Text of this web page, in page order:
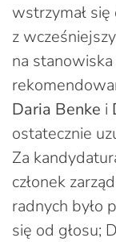
wstrzymał się
z
na
Daria Benke i
ostatecznie
Za
członek
radnych było
się od głosu;